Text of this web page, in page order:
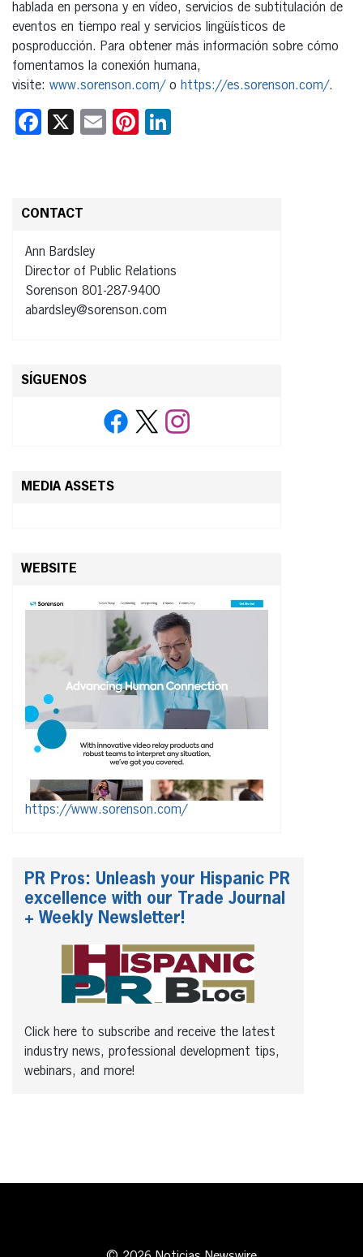
hablada en persona y en vídeo, servicios de subtitulación de
eventos en tiempo real y servicios lingüísticos de
posproducción. Para obtener más información sobre cómo
fomentamos la conexión humana,
visite: www.sorenson.com/ o https://es.sorenson.com/.
Facebook
X EmailPinterest
CONTACT
Ann Bardsley
Director of Public Relations
Sorenson 801-287-9400
abardsley@sorenson.com
SÍGUENOS
MEDIA ASSETS
WEBSITE
https://www.sorenson.com/
PR Pros: Unleash your Hispanic PR
excellence with our Trade Journal
+ Weekly Newsletter!
Click here to subscribe and receive the latest
industry news, professional development tips,
webinars, and more!